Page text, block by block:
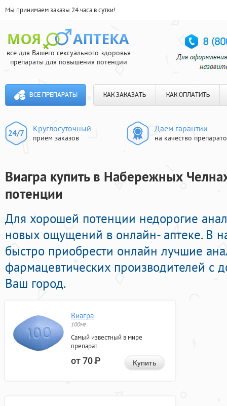
Мы принимаем заказы 24 часа в сутки!
все для Вашего сексуального здоровья
препараты для повышения потенции
ВСЕ ПРЕПАРАТЫ КАК ЗАКАЗАТЬ КАК ОПЛАТИТЬ
Круглосуточный
прием заказов
Даем гарантии
на качество
Виагра купить в Набережных
потенции
Для хорошей потенции недорогие
новых ощущений в онлайн- аптеке. В
быстро приобрести онлайн лучшие
фармацевтических производителей с
Ваш город.
Виагра
100мг
Самый известный в мире
препарат
от 70Р Купить